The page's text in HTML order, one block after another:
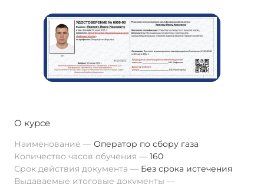
О курсе
Наименование
Оператор по сбору газа
Количество часов обучения
160
Срок действия документа
Без срока истечения
Выдаваемые итоговые документы